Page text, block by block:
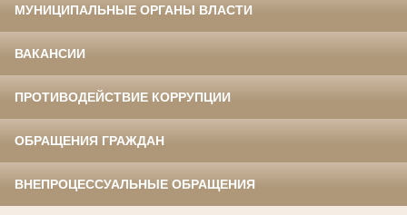
МУНИЦИПАЛЬНЫЕ ОРГАНЫ ВЛАСТИ
ВАКАНСИИ
ПРОТИВОДЕЙСТВИЕ КОРРУПЦИИ
ОБРАЩЕНИЯ ГРАЖДАН
ВНЕПРОЦЕССУАЛЬНЫЕ ОБРАЩЕНИЯ